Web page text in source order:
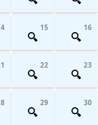
15 16
22 23
29 30